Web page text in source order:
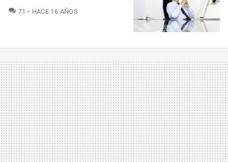
71 COMENTARIOS
HACE 16 AÑOS